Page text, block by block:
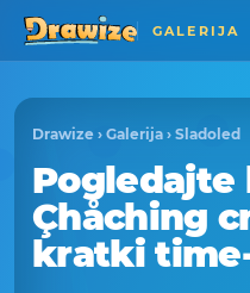
GALERIJA
Drawize › Galerija › Sladoled
Pogledajte
Çhåching
kratki